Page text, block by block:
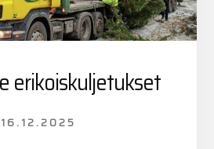
erikoiskuljetukset
16.12.2025